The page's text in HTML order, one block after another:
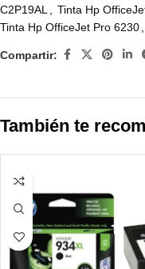
C2P19AL, Tinta Hp
Tinta Hp OfficeJet Pro 6230,
Compartir:
También te